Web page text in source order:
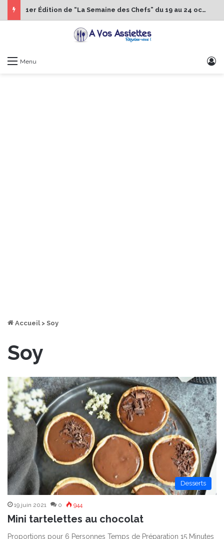
1er Édition de “La Semaine des Chefs” du 19 au 24 octobre 2026
Menu
Accueil > Soy
Soy
Desserts
19 juin 2021 0 944
Mini tartelettes au chocolat
Proportions pour 6 Personnes Temps de Préparation 15 Minutes